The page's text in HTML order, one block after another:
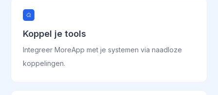
Koppel je tools
Integreer MoreApp met je systemen via naadloze
koppelingen.